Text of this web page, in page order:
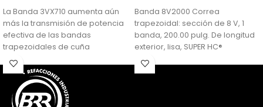
La Banda 3VX710 aumenta aún
más la transmisión de potencia
efectiva de las bandas
trapezoidales de cuña
profunda.
Banda 8V2000 Correa
trapezoidal: sección de 8 V, 1
banda, 200.00 pulg. De longitud
exterior, lisa, SUPER HC®